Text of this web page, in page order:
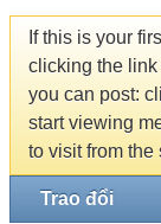
If this is your
clicking the
you can post:
start viewing
to visit from the
Trao đổi